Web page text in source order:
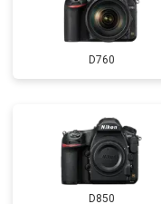
D760
D850